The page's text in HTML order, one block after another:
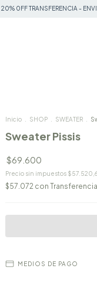
- ENVIO GRATIS
Inicio SHOP SWEATER
Sweater Pissis
$69.600
Precio sin impuestos
$57.072 con
MEDIOS DE PAGO